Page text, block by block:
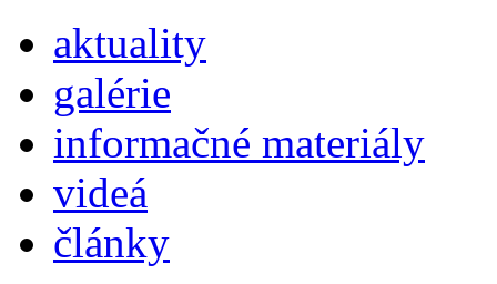
aktuality
galérie
informačné materiály
videá
články